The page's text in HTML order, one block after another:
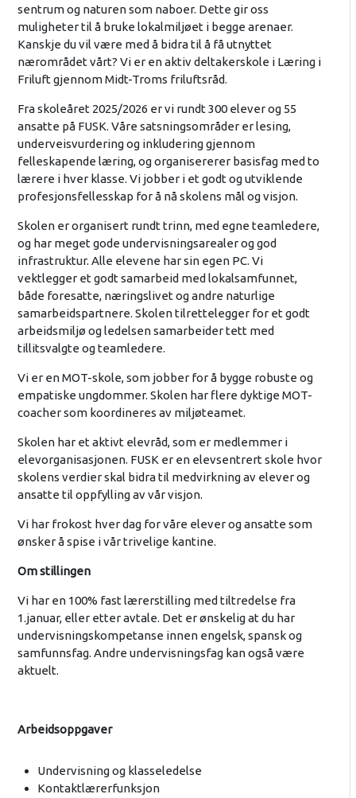
sentrum og naturen som naboer. Dette gir oss
muligheter til å bruke lokalmiljøet i begge arenaer.
Kanskje du vil være med å bidra til å få utnyttet
nærområdet vårt? Vi er en aktiv deltakerskole i Læring i
Friluft gjennom Midt-Troms friluftsråd.
Fra skoleåret 2025/2026 er vi rundt 300 elever og 55
ansatte på FUSK. Våre satsningsområder er lesing,
underveisvurdering og inkludering gjennom
felleskapende læring, og organisererer basisfag med to
lærere i hver klasse. Vi jobber i et godt og utviklende
profesjonsfellesskap for å nå skolens mål og visjon.
Skolen er organisert rundt trinn, med egne teamledere,
og har meget gode undervisningsarealer og god
infrastruktur. Alle elevene har sin egen PC. Vi
vektlegger et godt samarbeid med lokalsamfunnet,
både foresatte, næringslivet og andre naturlige
samarbeidspartnere. Skolen tilrettelegger for et godt
arbeidsmiljø og ledelsen samarbeider tett med
tillitsvalgte og teamledere.
Vi er en MOT-skole, som jobber for å bygge robuste og
empatiske ungdommer. Skolen har flere dyktige MOT-
coacher som koordineres av miljøteamet.
Skolen har et aktivt elevråd, som er medlemmer i
elevorganisasjonen. FUSK er en elevsentrert skole hvor
skolens verdier skal bidra til medvirkning av elever og
ansatte til oppfylling av vår visjon.
Vi har frokost hver dag for våre elever og ansatte som
ønsker å spise i vår trivelige kantine.
Om stillingen
Vi har en 100% fast lærerstilling med tiltredelse fra
1.januar, eller etter avtale. Det er ønskelig at du har
undervisningskompetanse innen engelsk, spansk og
samfunnsfag. Andre undervisningsfag kan også være
aktuelt.
Arbeidsoppgaver
Undervisning og klasseledelse
Kontaktlærerfunksjon